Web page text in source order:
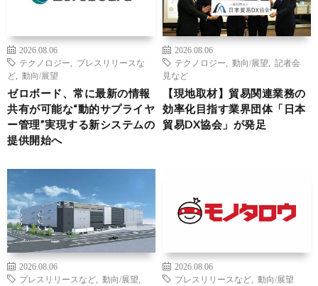
2026.08.06
テクノロジー
プレスリリースな
ど
動向/展望
ゼロボード、常に最新の情報
共有が可能な“動的サプライヤ
ー管理”実現する新システムの
提供開始へ
2026.08.06
テクノロジー
動向/展望
記者会
見など
【現地取材】貿易関連業務の
効率化目指す業界団体「日本
貿易DX協会」が発足
2026.08.06
プレスリリースなど
動向/展望
2026.08.06
プレスリリースなど
動向/展望